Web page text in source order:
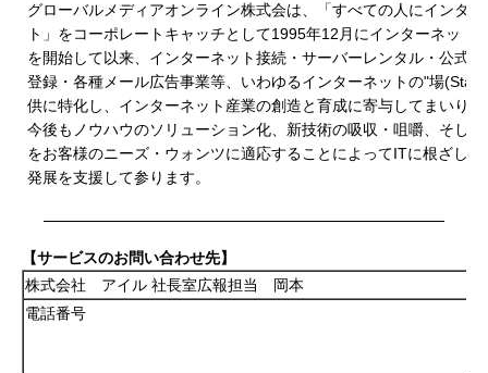
グローバルメディアオンライン株式会は、「すべての人にインター
ト」をコーポレートキャッチとして1995年12月にインターネット
を開始して以来、インターネット接続・サーバーレンタル・公式
登録・各種メール広告事業等、いわゆるインターネットの"場
供に特化し、インターネット産業の創造と育成に寄与してまいり
今後もノウハウのソリューション化、新技術の吸収・咀嚼、そし
をお客様のニーズ・ウォンツに適応することによってITに根ざした
発展を支援して参ります。
【サービスのお問い合わせ先】
株式会社 アイル 社長室広報担当 岡本
電話番号